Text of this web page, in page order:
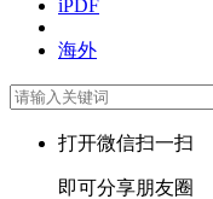
iPDF
海外
打开微信扫一扫
即可分享朋友圈